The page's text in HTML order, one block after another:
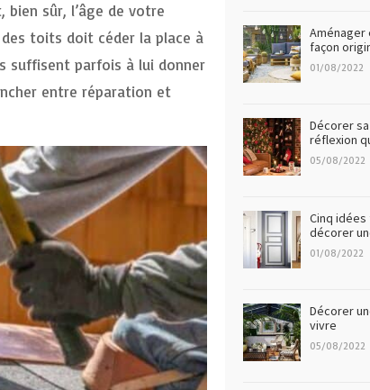
sûr, l’âge de votre
toits doit céder la place à
suffisent parfois à lui donner
entre réparation et
façon
01/08/2022
Décorer
réflexion
05/08/2022
Cinq
décorer
01/08/2022
Décorer
vivre
05/08/2022